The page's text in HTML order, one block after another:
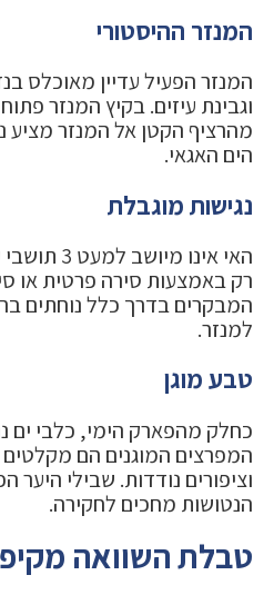
המנזר ההיסטורי
המנזר הפעיל עדיין מאוכלס
וגבינת עיזים. בקיץ המנזר
מהרציף הקטן אל המנזר מציע
הים האגאי.
נגישות מוגבלת
רק באמצעות סירה פרטית או
המבקרים בדרך כלל נוחתים
למנזר.
טבע מוגן
כחלק מהפארק הימי, כלבי ים
המפרצים המוגנים הם מקלטים
וציפורים נודדות. שבילי היער
הנטושות מחכים לחקירה.
טבלת השוואה